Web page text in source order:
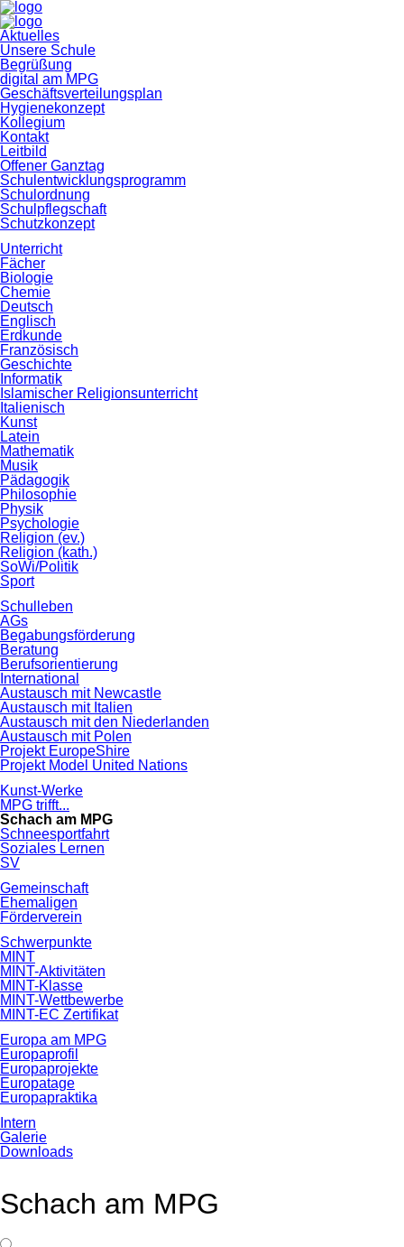
Navigation
überspringen
Aktuelles
Unsere Schule
Begrüßung
digital am MPG
Geschäftsverteilungsplan
Hygienekonzept
Kollegium
Kontakt
Leitbild
Offener Ganztag
Schulentwicklungsprogramm
Schulordnung
Schulpflegschaft
Schutzkonzept
Unterricht
Fächer
Biologie
Chemie
Deutsch
Englisch
Erdkunde
Französisch
Geschichte
Informatik
Islamischer Religionsunterricht
Italienisch
Kunst
Latein
Mathematik
Musik
Pädagogik
Philosophie
Physik
Psychologie
Religion (ev.)
Religion (kath.)
SoWi/Politik
Sport
Schulleben
AGs
Begabungsförderung
Beratung
Berufsorientierung
International
Austausch mit Newcastle
Austausch mit Italien
Austausch mit den Niederlanden
Austausch mit Polen
Projekt EuropeShire
Projekt Model United Nations
Kunst-Werke
MPG trifft...
Schach am MPG
Schneesportfahrt
Soziales Lernen
SV
Gemeinschaft
Ehemaligen
Förderverein
Schwerpunkte
MINT
MINT-Aktivitäten
MINT-Klasse
MINT-Wettbewerbe
MINT-EC Zertifikat
Europa am MPG
Europaprofil
Europaprojekte
Europatage
Europapraktika
Intern
Galerie
Downloads
Schach am MPG